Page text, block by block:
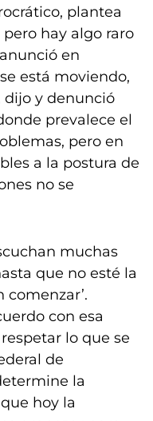
plantea
hay algo raro
en
está moviendo,
dijo y denunció
prevalece el
pero en
a la postura de
no se
muchas
que no esté la
comenzar’.
con esa
lo que se
de
la
hoy la